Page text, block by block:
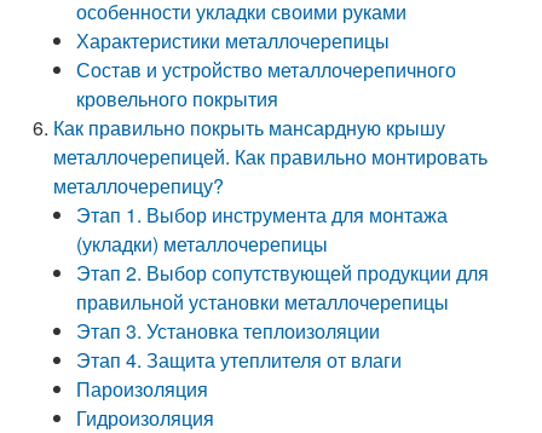
особенности укладки своими руками
Характеристики металлочерепицы
Состав и устройство металлочерепичного
кровельного покрытия
Как правильно покрыть мансардную крышу
металлочерепицей. Как правильно монтировать
металлочерепицу?
Этап 1. Выбор инструмента для монтажа
(укладки) металлочерепицы
Этап 2. Выбор сопутствующей продукции для
правильной установки металлочерепицы
Этап 3. Установка теплоизоляции
Этап 4. Защита утеплителя от влаги
Пароизоляция
Гидроизоляция